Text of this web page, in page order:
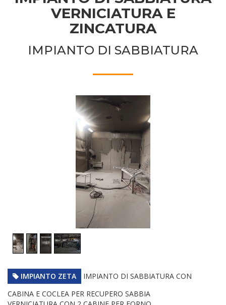
VERNICIATURA E
ZINCATURA
IMPIANTO DI SABBIATURA
IMPIANTO ZETA
IMPIANTO DI SABBIATURA CON
CABINA E COCLEA PER RECUPERO SABBIA